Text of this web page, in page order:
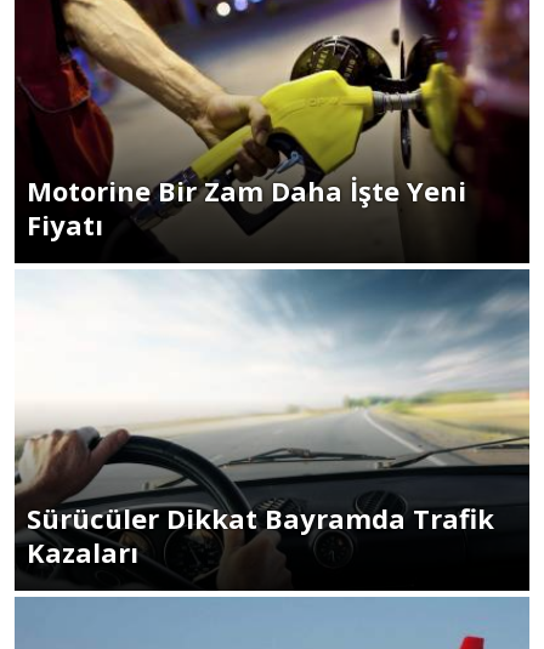
Motorine Bir Zam Daha İşte Yeni
Fiyatı
Sürücüler Dikkat Bayramda Trafik
Kazaları